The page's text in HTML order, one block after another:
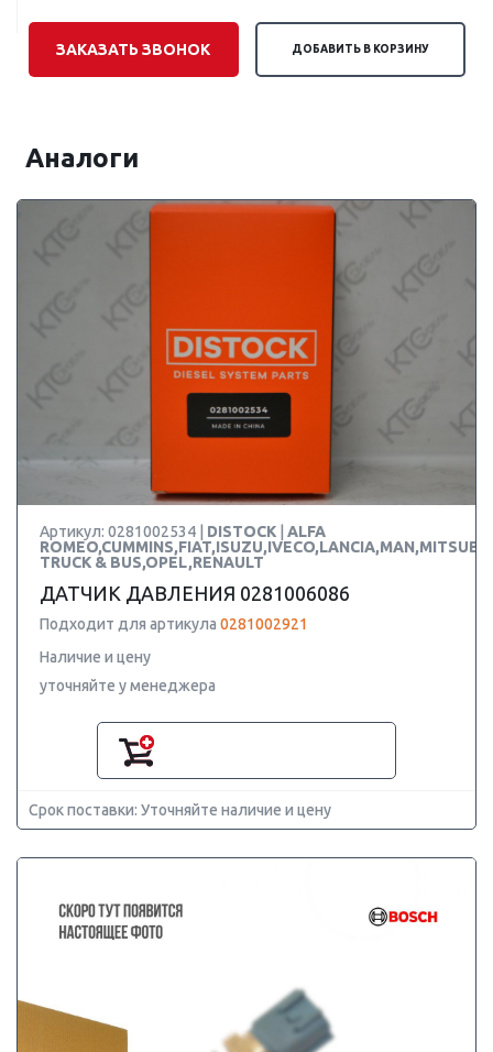
ЗАКАЗАТЬ ЗВОНОК ДОБАВИТЬ В КОРЗИНУ
Аналоги
Артикул: 0281002534 | DISTOCK
ALFA
TRUCK & BUS,OPEL,RENAULT
ДАТЧИК ДАВЛЕНИЯ 0281006086
Подходит для артикула 0281002921
Наличие и цену
уточняйте у менеджера
Срок поставки: Уточняйте наличие и цену